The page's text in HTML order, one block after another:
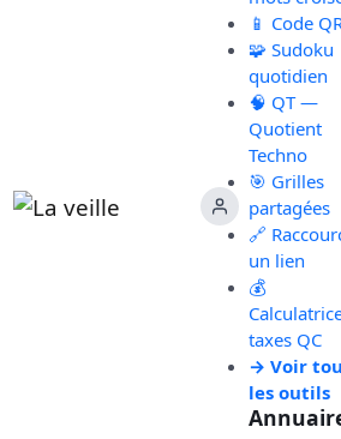
📱 Code
🧩 Sudoku
quotidien
🧠 QT —
Quotient
Techno
🎯 Grilles
partagées
🔗
un lien
💰
taxes QC
→ Voir
les outils